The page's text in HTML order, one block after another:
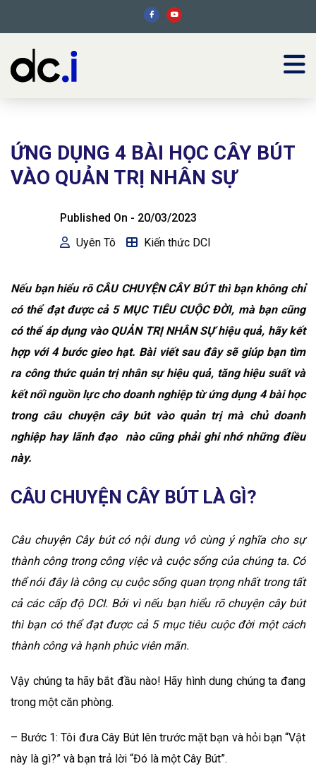
ỨNG DỤNG 4 BÀI HỌC CÂY BÚT
VÀO QUẢN TRỊ NHÂN SỰ
Published On - 20/03/2023
Uyên Tô
Kiến thức DCI
Nếu bạn hiểu rõ CÂU CHUYỆN CÂY BÚT thì bạn không chỉ
có thể đạt được cả 5 MỤC TIÊU CUỘC ĐỜI, mà bạn cũng
có thể áp dụng vào QUẢN TRỊ NHÂN SỰ hiệu quả, hãy kết
hợp với 4 bước gieo hạt. Bài viết sau đây sẽ giúp bạn tìm
ra công thức quản trị nhân sự hiệu quả, tăng hiệu suất và
kết nối nguồn lực cho doanh nghiệp từ ứng dụng 4 bài học
trong câu chuyện cây bút vào quản trị mà chủ doanh
nghiệp hay lãnh đạo nào cũng phải ghi nhớ những điều
này.
CÂU CHUYỆN CÂY BÚT LÀ GÌ?
Câu chuyện Cây bút có nội dung vô cùng ý nghĩa cho sự
thành công trong công việc và cuộc sống của chúng ta. Có
thể nói đây là công cụ cuộc sống quan trọng nhất trong tất
cả các cấp độ DCI. Bởi vì nếu bạn hiểu rõ chuyện cây bút
thì bạn có thể đạt được cả 5 mục tiêu cuộc đời một cách
thành công và hạnh phúc viên mãn.
Vậy chúng ta hãy bắt đầu nào! Hãy hình dung chúng ta đang
trong một căn phòng.
– Bước 1: Tôi đưa Cây Bút lên trước mặt bạn và hỏi bạn “Vật
này là gì?” và bạn trả lời “Đó là một Cây Bút”.